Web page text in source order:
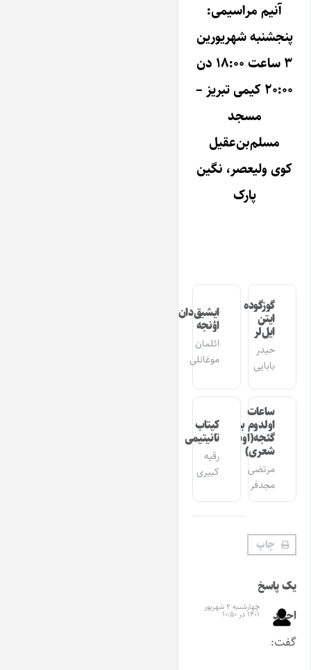
آنیم مراسیمی:
پنجشنبه شهریورین
۳ ساعت ۱۸:۰۰ دن
۲۰:۰۰ کیمی تبریز –
مسجد
مسلم‌بن‌عقیل
کوی ولیعصر، نگین
پارک
گوزگوده
ایتن
ایل‌لر
حیدر
بابایی
ایشیق‌دان
اؤنجه
ائلمان
موغانلی
ساعات
اولدوم بیر
گئجه(اوشاق
شعری)
مرتضی
مجدفر
کیتاب
تانیتیمی
رقیه
کبیری
چاپ
یک پاسخ
احمد
گفت:
چهارشنبه ۲ شهریور
۱۴۰۱ در ۱۰:۵۰